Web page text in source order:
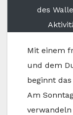
des
Mit einem
und dem
beginnt
Am